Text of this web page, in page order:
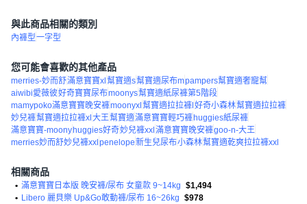
與此商品相關的類別
內褲型一字型
您可能會喜歡的其他產品
merries-妙而舒滿意寶寶xl 幫寶適s幫寶適尿布mpampers幫寶適奢寵幫
aiwibi愛薇彼好奇寶寶尿布moonys幫寶適紙尿褲第5階段
mamypoko滿意寶寶晚安褲moonyxl 幫寶適拉拉褲l 好奇小森林幫寶適拉拉褲
妙兒褲幫寶適拉拉褲xl 大王幫寶適滿意寶寶輕巧褲 huggies紙尿褲
滿意寶寶-moony huggies好奇妙兒褲xxl 滿意寶寶晚安褲goo-n-大王
merries妙而舒妙兒褲xxl penelope新生兒尿布小森林幫寶適乾爽拉拉褲xxl
相關商品
• 滿意寶寶日本版 晚安褲/尿布 女童款 9~14kg $1,494
• Libero 麗貝樂 Up&Go敢動褲/尿布 16~26kg $978